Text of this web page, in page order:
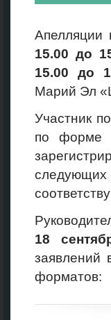
Апелляции
15.00 до
15.00 до
Марий Эл
Участник
по форме
18
форматов: